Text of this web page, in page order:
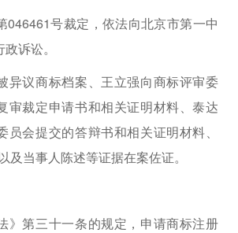
号裁定，依法向北京市第一中
诉讼。
议商标档案、王立强向商标评审委
审裁定申请书和相关证明材料、泰达
员会提交的答辩书和相关证明材料、
及当事人陈述等证据在案佐证。
第三十一条的规定，申请商标注册